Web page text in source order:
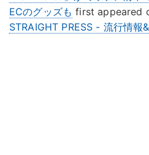
ECのグッズも first appeared
STRAIGHT PRESS - 流行情報